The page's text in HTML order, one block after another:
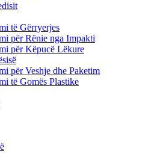
të Gërryerjes
për Rënie nga Impakti
për Këpucë Lëkure
për Veshje dhe Paketim
të Gomës Plastike